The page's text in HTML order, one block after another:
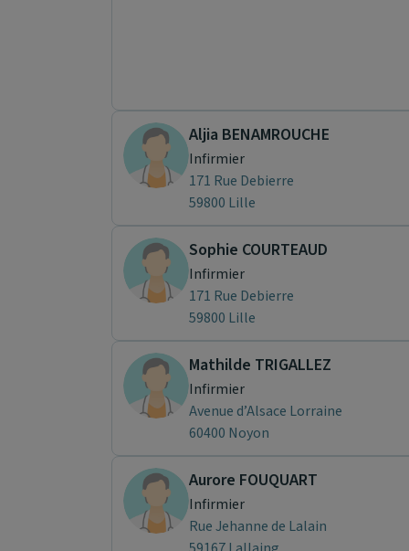
Aljia BENAMROUCHE
Infirmier
171 Rue Debierre
59800 Lille
Sophie COURTEAUD
Infirmier
171 Rue Debierre
59800 Lille
Mathilde TRIGALLEZ
Infirmier
Avenue d’Alsace Lorraine
60400 Noyon
Aurore FOUQUART
Infirmier
Rue Jehanne de Lalain